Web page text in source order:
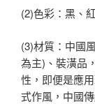
(2)色彩：黑、
(3)材質：中國
為主)、裝潢品
性，即便是應
式作風，中國